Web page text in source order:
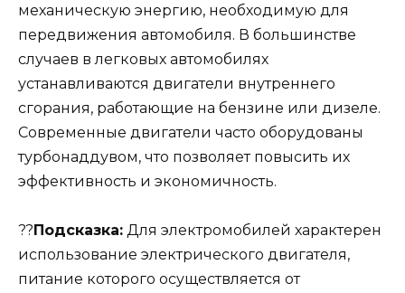
механическую энергию, необходимую для
передвижения автомобиля. В большинстве
случаев в легковых автомобилях
устанавливаются двигатели внутреннего
сгорания, работающие на бензине или дизеле.
Современные двигатели часто оборудованы
турбонаддувом, что позволяет повысить их
эффективность и экономичность.
??Подсказка: Для электромобилей характерен
использование электрического двигателя,
питание которого осуществляется от